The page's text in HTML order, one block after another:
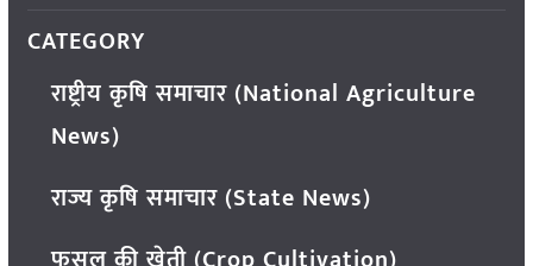
CATEGORY
राष्ट्रीय कृषि समाचार (National Agriculture
News)
राज्य कृषि समाचार (State News)